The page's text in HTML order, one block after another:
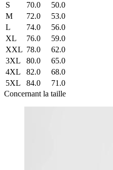
S
70.0
50.0
M
72.0
53.0
L
74.0
56.0
XL
76.0
59.0
XXL 78.0
62.0
3XL
80.0
65.0
4XL
82.0
68.0
5XL
84.0
71.0
Concernant la taille